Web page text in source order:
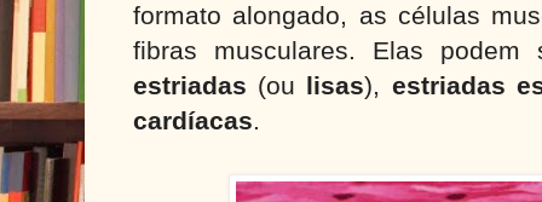
formato alongado, as células
fibras musculares. Elas
estriadas (ou lisas), estriadas
cardíacas.